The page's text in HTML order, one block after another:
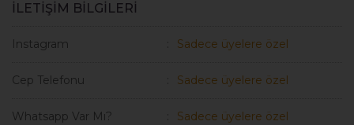
İLETİŞİM BİLGİLERİ
Instagram Sadece üyelere özel
Cep Telefonu Sadece üyelere özel
Whatsapp Var Mı? Sadece üyelere özel